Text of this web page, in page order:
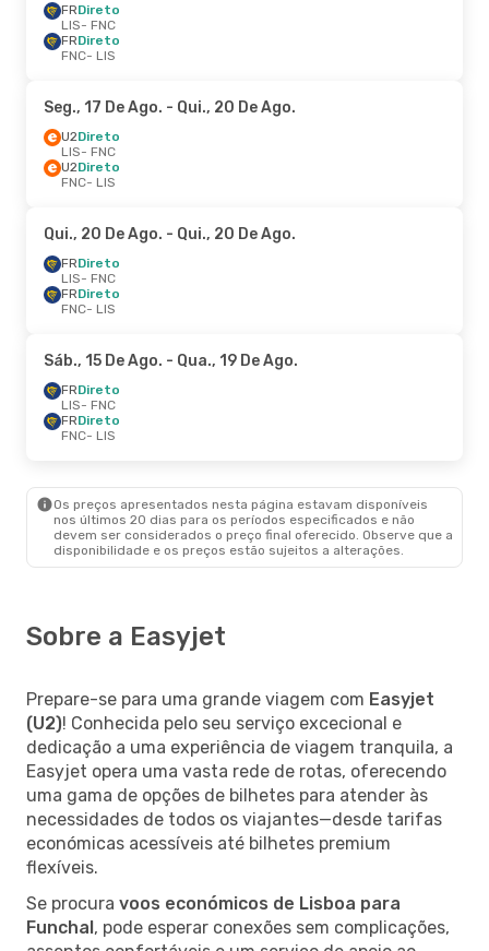
FRDireto
LIS- FNC
FRDireto
FNC- LIS
Seg., 17 De Ago. - Qui., 20 De Ago.
U2Direto
LIS- FNC
U2Direto
FNC- LIS
Qui., 20 De Ago. - Qui., 20 De Ago.
FRDireto
LIS- FNC
FRDireto
FNC- LIS
Sáb., 15 De Ago. - Qua., 19 De Ago.
FRDireto
LIS- FNC
FRDireto
FNC- LIS
Os preços apresentados nesta página estavam disponíveis
nos últimos 20 dias para os períodos especificados e não
devem ser considerados o preço final oferecido. Observe que a
disponibilidade e os preços estão sujeitos a alterações.
Sobre a Easyjet
Prepare-se para uma grande viagem com Easyjet
(U2)! Conhecida pelo seu serviço excecional e
dedicação a uma experiência de viagem tranquila, a
Easyjet opera uma vasta rede de rotas, oferecendo
uma gama de opções de bilhetes para atender às
necessidades de todos os viajantes—desde tarifas
económicas acessíveis até bilhetes premium
flexíveis.
Se procura voos económicos de Lisboa para
Funchal, pode esperar conexões sem complicações,